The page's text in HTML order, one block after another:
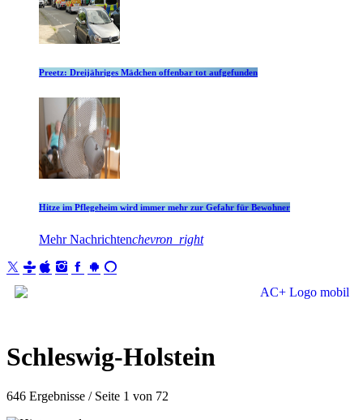
Preetz: Dreijähriges Mädchen offenbar tot aufgefunden
Hitze im Pflegeheim wird immer mehr zur Gefahr für Bewohner
Mehr Nachrichtenchevron_right
Schleswig-Holstein
646 Ergebnisse / Seite 1 von 72